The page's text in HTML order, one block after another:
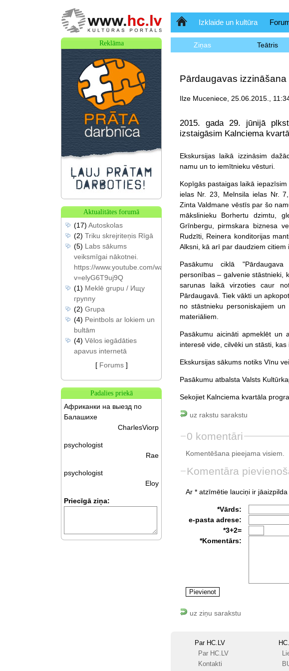
SākumlapaIzklaide un kultūra
Ziņas Teātris
Pārdaugavas
Ilze Muceniece, 25.06.2015.,
2015. gada 29. jūnijā
izstaigāsim Kalnciema
Ekskursijas laikā izzināsim
namu un to iemītnieku vēsturi.
Kopīgās pastaigas laikā
ielas Nr. 23, Melnsila ielas Nr.
Zinta Valdmane vēstīs par šo
mākslinieku Borhertu dzimtu,
Grīnbergu, pirmskara biznesa
Rudzīti, Reinera konditorijas
Alksni, kā arī par daudziem citiem
Pasākumu ciklā
personības – galvenie stāstnieki,
sarunas laikā virzoties caur
Pārdaugavā. Tiek vākti un
no stāstnieku personiskajiem
materiāliem.
Pasākumu aicināti apmeklēt un
interesē vide, cilvēki un stāsti, kas
Ekskursijas sākums notiks Vīnu
Pasākumu atbalsta Valsts
Sekojiet Kalnciema kvartāla
uz rakstu sarakstu
0 komentāri
Komentēšana pieejama visiem.
Komentāra
Ar * atzīmētie lauciņi ir jāaizpilda
*Vārds:
e-pasta adrese:
*3+2=
*Komentārs:
uz ziņu sarakstu
Par HC.LV
Par HC.LV
Kontakti
Reklāma
Aktualitātes forumā
(17) Autoskolas
(2) Triku skrejriteņis Rīgā
(5) Labs sākums
veiksmīgai nākotnei.
https://www.youtube.com/watch?
v=elyG6T9uj9Q
(1) Meklē grupu / Ищу
группу
(2) Grupa
(4) Peintbols ar lokiem un
bultām
(4) Vēlos iegādāties
apavus internetā
[ Forums]
Padalies priekā
Африканки на выезд по
Балашихе
CharlesViorp
psychologist
Rae
psychologist
Eloy
Priecīgā ziņa: